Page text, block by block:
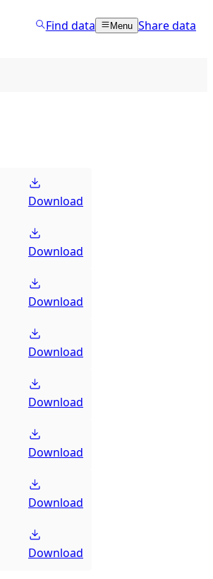
Find data Menu Share data
Download
Download
Download
Download
Download
Download
Download
Download